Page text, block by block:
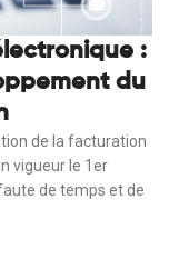
:
du
de la facturation
vigueur le 1er
de temps et de